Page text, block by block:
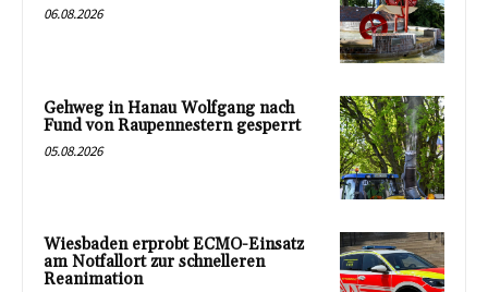
06.08.2026
Gehweg in Hanau Wolfgang nach
Fund von Raupennestern gesperrt
05.08.2026
Wiesbaden erprobt ECMO-Einsatz
am Notfallort zur schnelleren
Reanimation